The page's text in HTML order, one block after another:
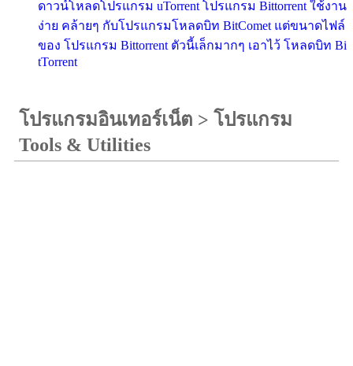
ดาวน์โหลดโปรแกรม uTorrent โปรแกรม Bittorrent ใช้งาน
ง่าย คล้ายๆ กับโปรแกรมโหลดบิท BitComet แต่ขนาดไฟล์
ของ โปรแกรม Bittorrent ตัวนี้เล็กมากๆ เอาไว้ โหลดบิท Bi
tTorrent
โปรแกรมอินเทอร์เน็ต > โปรแกรม
Tools & Utilities